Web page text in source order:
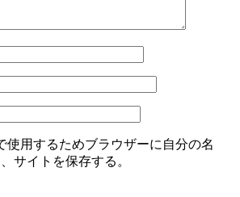
使用するためブラウザーに自分の名
サイトを保存する。